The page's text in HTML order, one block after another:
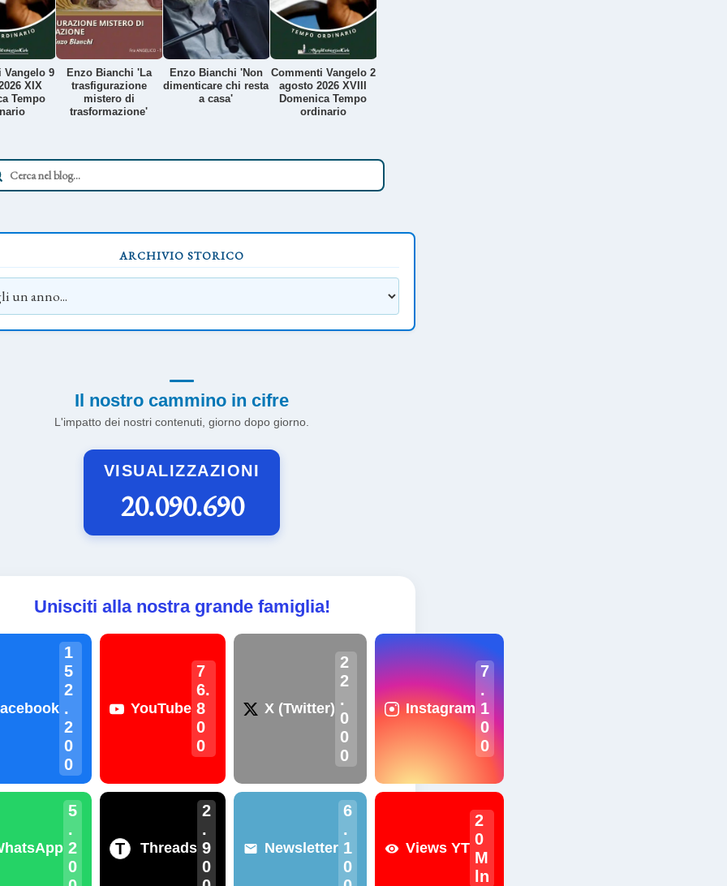
Vangelo 9
XIX
Tempo
Enzo Bianchi 'La
trasfigurazione
mistero di
trasformazione'
Enzo Bianchi 'Non
dimenticare chi resta
a casa'
Commenti Vangelo 2
agosto 2026 XVIII
Domenica Tempo
ordinario
ARCHIVIO STORICO
Il nostro cammino in cifre
L'impatto dei nostri contenuti, giorno dopo giorno.
VISUALIZZAZIONI
20.090.690
Unisciti alla nostra grande famiglia!
1
5
2
.
2
0
0
YouTube
7
6.
8
0
0
X (Twitter)
2
2
.
0
0
0
Instagram
7
.
1
0
0
5
.
2
0
T Threads
2
.
9
0
Newsletter
6
.
1
0
Views YT
2
0
M
ln